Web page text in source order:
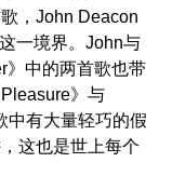
，John Deacon
一境界。John与
》中的两首歌也带
》与
中有大量轻巧的假
这也是世上每个